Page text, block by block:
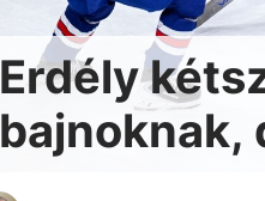
Erdély
bajnoknak,